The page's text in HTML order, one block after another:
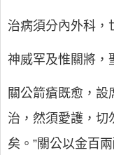
治病須分內外科，
神威罕及惟關將，
關公箭瘡既愈，設
治，然須愛護，切
矣。”關公以金百